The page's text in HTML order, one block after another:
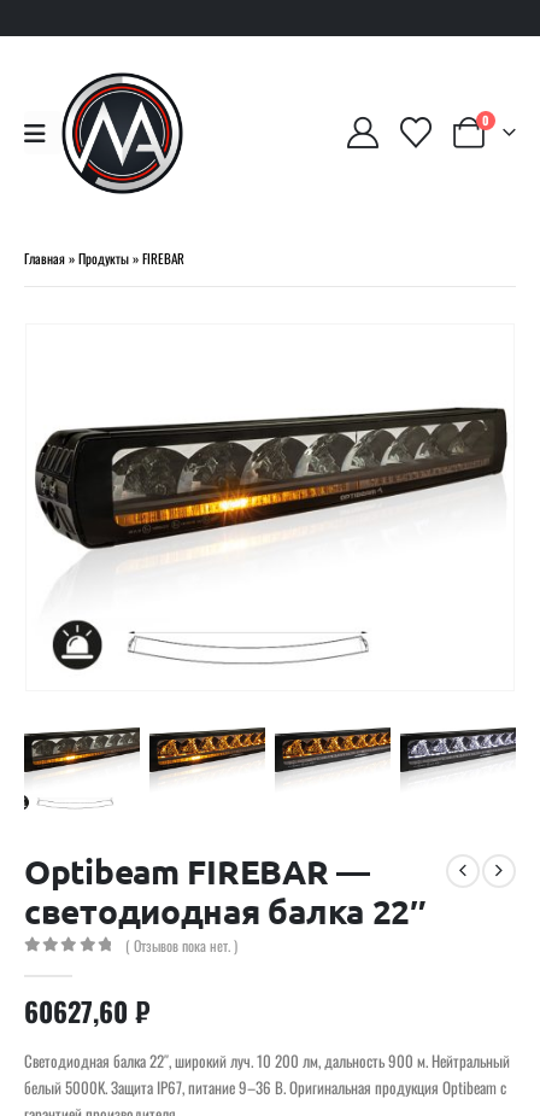
0
Главная»Продукты»FIREBAR
Optibeam FIREBAR —
светодиодная балка 22″
( Отзывов пока нет. )
60627,60 ₽
Светодиодная балка 22″, широкий луч. 10 200 лм, дальность 900 м. Нейтральный
белый 5000K. Защита IP67, питание 9–36 В. Оригинальная продукция Optibeam с